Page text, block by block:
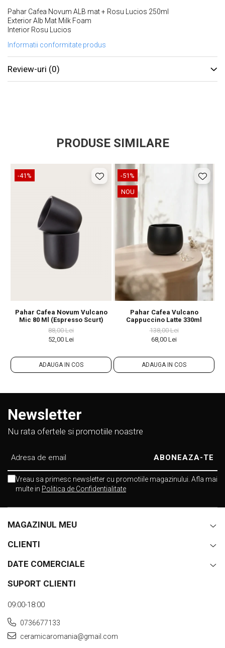
Pahar Cafea Novum ALB mat + Rosu Lucios 250ml
Exterior Alb Mat Milk Foam
Interior Rosu Lucios
Informatii conformitate produs
Review-uri (0)
PRODUSE SIMILARE
-41%
Pahar Cafea Novum Vulcano
Mic 80 Ml (espresso Scurt)
88,00 Lei
52,00 Lei
ADAUGA IN COS
-51%
NOU
Pahar Cafea Vulcano
Cappuccino Latte 330ml
138,00 Lei
68,00 Lei
ADAUGA IN COS
Newsletter
Nu rata ofertele si promotiile noastre
Vreau sa primesc newsletter cu promotiile magazinului. Afla mai
multe in Politica de Confidentialitate
MAGAZINUL MEU
CLIENTI
DATE COMERCIALE
SUPORT CLIENTI
09:00-18:00
0736677133
ceramicaromania@gmail.com